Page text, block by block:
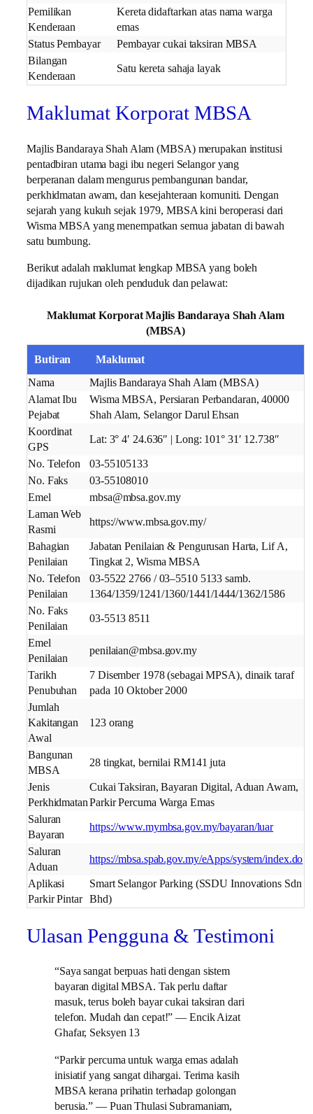
Pemilikan
Kenderaan
Kereta didaftarkan atas nama warga
emas
Status Pembayar
Pembayar cukai taksiran MBSA
Bilangan
Kenderaan
Satu kereta sahaja layak
Maklumat Korporat MBSA
Majlis Bandaraya Shah Alam (MBSA) merupakan institusi
pentadbiran utama bagi ibu negeri Selangor yang
berperanan dalam mengurus pembangunan bandar,
perkhidmatan awam, dan kesejahteraan komuniti. Dengan
sejarah yang kukuh sejak 1979, MBSA kini beroperasi dari
Wisma MBSA yang menempatkan semua jabatan di bawah
satu bumbung.
Berikut adalah maklumat lengkap MBSA yang boleh
dijadikan rujukan oleh penduduk dan pelawat:
Maklumat Korporat Majlis Bandaraya Shah Alam
(MBSA)
Butiran
Maklumat
Nama
Majlis Bandaraya Shah Alam (MBSA)
Alamat Ibu
Pejabat
Wisma MBSA, Persiaran Perbandaran, 40000
Shah Alam, Selangor Darul Ehsan
Koordinat
GPS
Lat: 3° 4′ 24.636″ | Long: 101° 31′ 12.738″
No. Telefon
03-55105133
No. Faks
03-55108010
Emel
mbsa@mbsa.gov.my
Laman Web
Rasmi
https://www.mbsa.gov.my/
Bahagian
Penilaian
Jabatan Penilaian & Pengurusan Harta, Lif A,
Tingkat 2, Wisma MBSA
No. Telefon
Penilaian
03-5522 2766 / 03–5510 5133 samb.
1364/1359/1241/1360/1441/1444/1362/1586
No. Faks
Penilaian
03-5513 8511
Emel
Penilaian
penilaian@mbsa.gov.my
Tarikh
Penubuhan
7 Disember 1978 (sebagai MPSA), dinaik taraf
pada 10 Oktober 2000
Jumlah
Kakitangan
Awal
123 orang
Bangunan
MBSA
28 tingkat, bernilai RM141 juta
Jenis
Perkhidmatan
Cukai Taksiran, Bayaran Digital, Aduan Awam,
Parkir Percuma Warga Emas
Saluran
Bayaran
https://www.mymbsa.gov.my/bayaran/luar
Saluran
Aduan
https://mbsa.spab.gov.my/eApps/system/index.do
Aplikasi
Parkir Pintar
Smart Selangor Parking (SSDU Innovations Sdn
Bhd)
Ulasan Pengguna & Testimoni
“Saya sangat berpuas hati dengan sistem
bayaran digital MBSA. Tak perlu daftar
masuk, terus boleh bayar cukai taksiran dari
telefon. Mudah dan cepat!” — Encik Aizat
Ghafar, Seksyen 13
“Parkir percuma untuk warga emas adalah
inisiatif yang sangat dihargai. Terima kasih
MBSA kerana prihatin terhadap golongan
berusia.” — Puan Thulasi Subramaniam,